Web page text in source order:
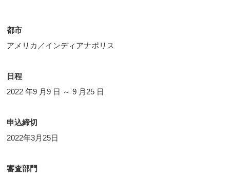
都市
アメリカ／インディアナポリス
日程
2022 年9 月9 日 ～ 9 月25 日
申込締切
2022年3月25日
審査部門